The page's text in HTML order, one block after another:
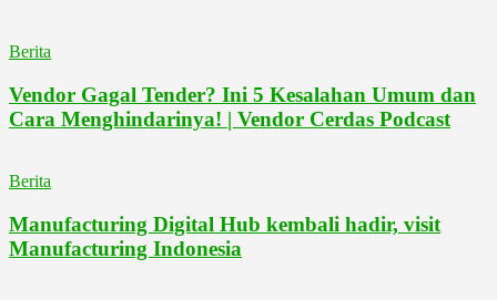
Berita
Vendor Gagal Tender? Ini 5 Kesalahan Umum dan
Cara Menghindarinya! | Vendor Cerdas Podcast
Berita
Manufacturing Digital Hub kembali hadir, visit
Manufacturing Indonesia